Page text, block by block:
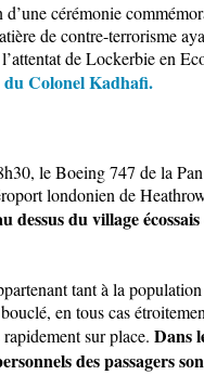
d’une cérémonie
de contre-terrorisme
de Lockerbie en
du Colonel Kadhafi.
le Boeing 747 de la
londonien de
dessus du village
tant à la
en tous cas
sur place. Dans
des passagers